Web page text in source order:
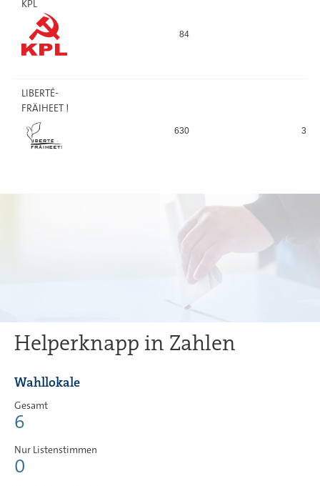
KPL
84
LIBERTÉ-
FRÄIHEET !
630 306
Helperknapp in Zahlen
Wahllokale
Gesamt
6
Nur Listenstimmen
0